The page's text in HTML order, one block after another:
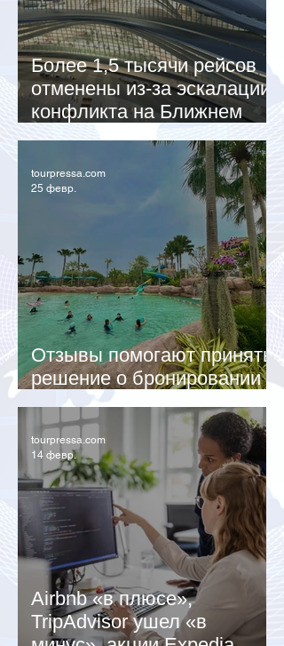
Более 1,5 тысячи рейсов
отменены из-за эскалации
конфликта на Ближнем
Востоке
Отзывы помогают принять
решение о бронировании
каждому второму туристу
tourpressa.com
25 февр.
Airbnb «в плюсе»,
TripAdvisor ушел «в
tourpressa.com
14 февр.